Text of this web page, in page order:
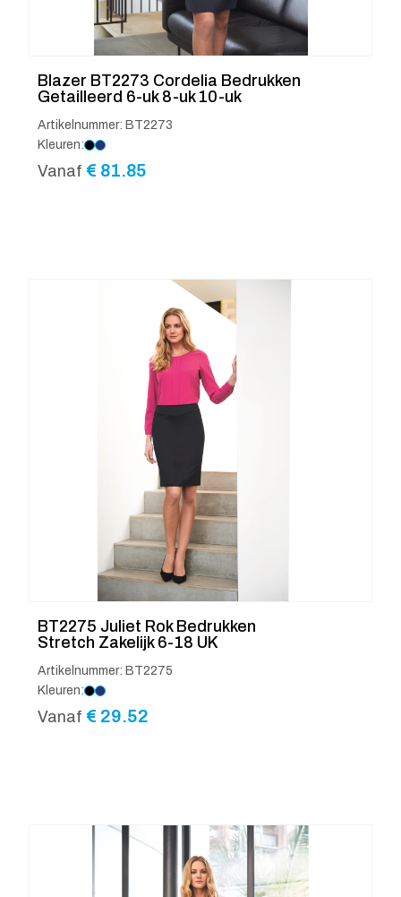
Blazer BT2273 Cordelia Bedrukken
Getailleerd 6-uk 8-uk 10-uk
Artikelnummer: BT2273
Kleuren:
Vanaf € 81.85
BT2275 Juliet Rok Bedrukken
Stretch Zakelijk 6-18 UK
Artikelnummer: BT2275
Kleuren:
Vanaf € 29.52